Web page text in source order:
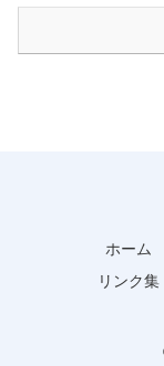
ホーム
リンク集